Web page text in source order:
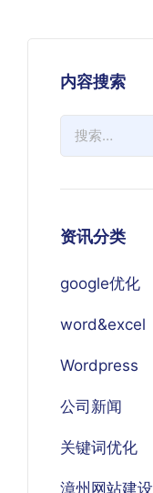
内容搜索
资讯分类
google优化
word&excel
Wordpress
公司新闻
关键词优化
漳州网站建设